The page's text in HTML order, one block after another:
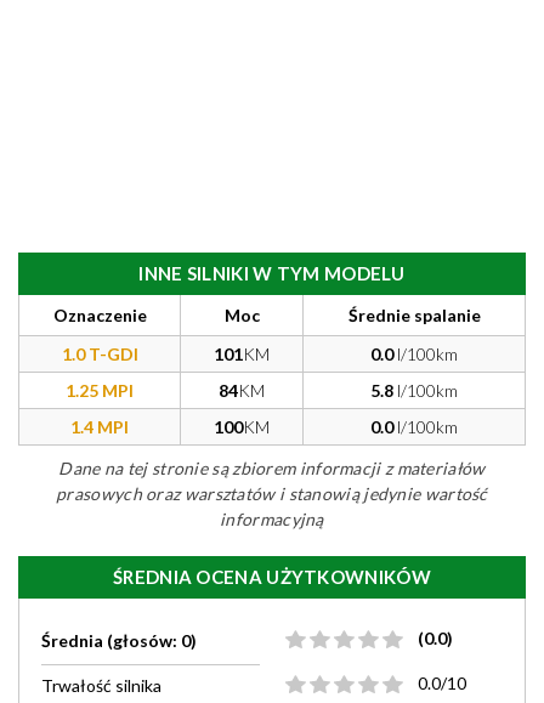
INNE SILNIKI W TYM MODELU
Oznaczenie Moc
Średnie spalanie
1.0 T-GDI
101KM 0.0l/100km
1.25 MPI
84KM 5.8 l/100km
1.4 MPI
100KM 0.0l/100km
Dane na tej stronie są zbiorem informacji z materiałów
prasowych oraz warsztatów i stanowią jedynie wartość
informacyjną
ŚREDNIA OCENA UŻYTKOWNIKÓW
Średnia (głosów: 0) (0.0)
Trwałość silnika
0.0/10